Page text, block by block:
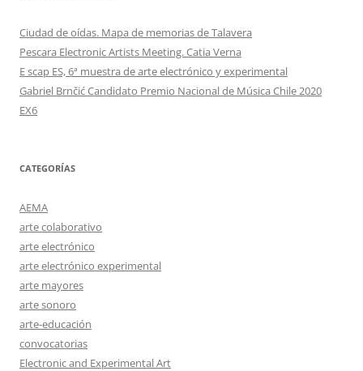
Ciudad de oídas. Mapa de memorias de Talavera
Pescara Electronic Artists Meeting. Catia Verna
E scap ES, 6ª muestra de arte electrónico y experimental
Gabriel Brnčić Candidato Premio Nacional de Música Chile 2020
EX6
CATEGORÍAS
AEMA
arte colaborativo
arte electrónico
arte electrónico experimental
arte mayores
arte sonoro
arte-educación
convocatorias
Electronic and Experimental Art